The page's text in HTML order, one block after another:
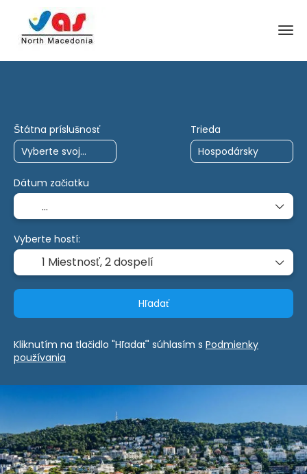
Štátna príslušnosť Trieda
Dátum začiatku
Vyberte hostí:
1 Miestnosť,2 dospelí
Hľadať
Kliknutím na tlačidlo "Hľadať" súhlasím s Podmienky
používania